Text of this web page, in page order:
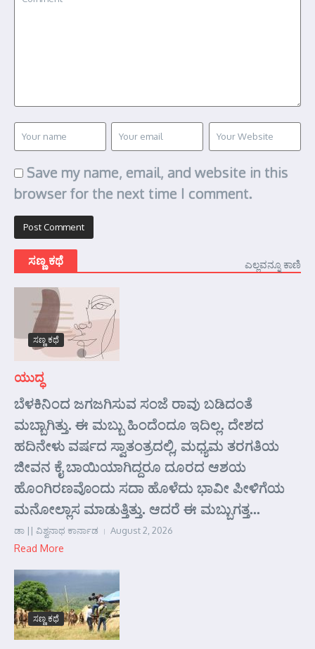
Save my name, email, and website in this
browser for the next time I comment.
ಸಣ್ಣ ಕಥೆ ಎಲ್ಲವನ್ನೂ ಕಾಣಿ
ಸಣ್ಣ ಕಥೆ
ಯುದ್ಧ
ಬೆಳಕಿನಿಂದ ಜಗಜಗಿಸುವ ಸಂಜೆ ರಾವು ಬಡಿದಂತೆ
ಮಬ್ಬಾಗಿತ್ತು. ಈ ಮಬ್ಬು ಹಿಂದೆಂದೂ ಇದಿಲ್ಲ. ದೇಶದ
ಹದಿನೇಳು ವರ್ಷದ ಸ್ವಾತಂತ್ರದಲ್ಲಿ, ಮಧ್ಯಮ ತರಗತಿಯ
ಜೀವನ ಕೈ ಬಾಯಿಯಾಗಿದ್ದರೂ ದೂರದ ಆಶಯ
ಹೊಂಗಿರಣವೊಂದು ಸದಾ ಹೊಳೆದು ಭಾವೀ ಪೀಳಿಗೆಯ
ಮನೋಲ್ಲಾಸ ಮಾಡುತ್ತಿತ್ತು. ಆದರೆ ಈ ಮಬ್ಬುಗತ್ತ...
ಡಾ || ವಿಶ್ವನಾಥ ಕಾರ್ನಾಡ August 2, 2026
Read More
ಸಣ್ಣ ಕಥೆ